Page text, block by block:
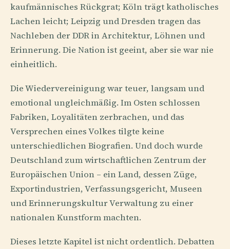
kaufmännisches Rückgrat; Köln trägt katholisches
Lachen leicht; Leipzig und Dresden tragen das
Nachleben der DDR in Architektur, Löhnen und
Erinnerung. Die Nation ist geeint, aber sie war nie
einheitlich.
Die Wiedervereinigung war teuer, langsam und
emotional ungleichmäßig. Im Osten schlossen
Fabriken, Loyalitäten zerbrachen, und das
Versprechen eines Volkes tilgte keine
unterschiedlichen Biografien. Und doch wurde
Deutschland zum wirtschaftlichen Zentrum der
Europäischen Union – ein Land, dessen Züge,
Exportindustrien, Verfassungsgericht, Museen
und Erinnerungskultur Verwaltung zu einer
nationalen Kunstform machten.
Dieses letzte Kapitel ist nicht ordentlich. Debatten